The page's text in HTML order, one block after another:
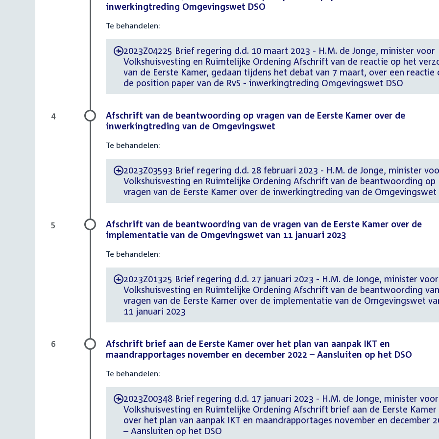
inwerkingtreding Omgevingswet DSO
Te behandelen:
-2023Z04225 Brief regering d.d. 10 maart 2023 - H.M. de Jonge, minister voor
Volkshuisvesting en Ruimtelijke Ordening Afschrift van de reactie op het
van de Eerste Kamer, gedaan tijdens het debat van 7 maart, over een reactie
de position paper van de RvS - inwerkingtreding Omgevingswet DSO
Afschrift van de beantwoording op vragen van de Eerste Kamer over de
inwerkingtreding van de Omgevingswet
Te behandelen:
-2023Z03593 Brief regering d.d. 28 februari 2023 - H.M. de Jonge, minister
Volkshuisvesting en Ruimtelijke Ordening Afschrift van de beantwoording op
vragen van de Eerste Kamer over de inwerkingtreding van de Omgevingswet
4
Afschrift van de beantwoording van de vragen van de Eerste Kamer over de
implementatie van de Omgevingswet van 11 januari 2023
Te behandelen:
-2023Z01325 Brief regering d.d. 27 januari 2023 - H.M. de Jonge, minister voor
Volkshuisvesting en Ruimtelijke Ordening Afschrift van de beantwoording
vragen van de Eerste Kamer over de implementatie van de Omgevingswet
11 januari 2023
5
Afschrift brief aan de Eerste Kamer over het plan van aanpak IKT en
maandrapportages november en december 2022 – Aansluiten op het DSO
Te behandelen:
-2023Z00348 Brief regering d.d. 17 januari 2023 - H.M. de Jonge, minister voor
Volkshuisvesting en Ruimtelijke Ordening Afschrift brief aan de Eerste Kamer
over het plan van aanpak IKT en maandrapportages november en december
– Aansluiten op het DSO
6